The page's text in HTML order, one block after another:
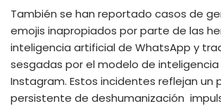
También se han reportado casos de
emojis inapropiados por parte de las
inteligencia artificial de WhatsApp y
sesgadas por el modelo de
Instagram. Estos incidentes reflejan un
persistente de deshumanización